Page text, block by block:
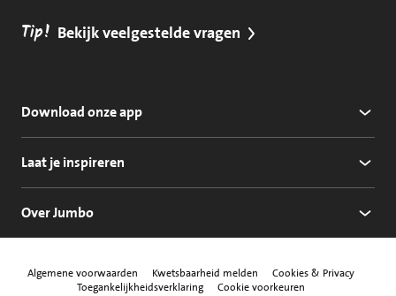
Tip! Bekijk veelgestelde vragen
Download onze app
Laat je inspireren
Over Jumbo
Algemene voorwaarden Kwetsbaarheid melden
Cookies & Privacy
Toegankelijkheidsverklaring
Cookie voorkeuren